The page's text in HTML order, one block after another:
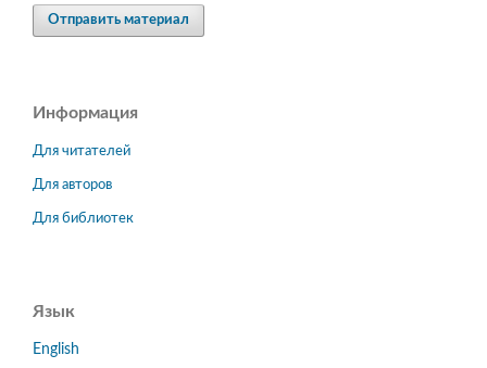
Отправить материал
Информация
Для читателей
Для авторов
Для библиотек
Язык
English